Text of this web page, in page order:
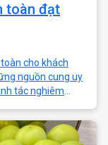
toàn đạt
cho khách
nguồn cung uy
tác nghiêm